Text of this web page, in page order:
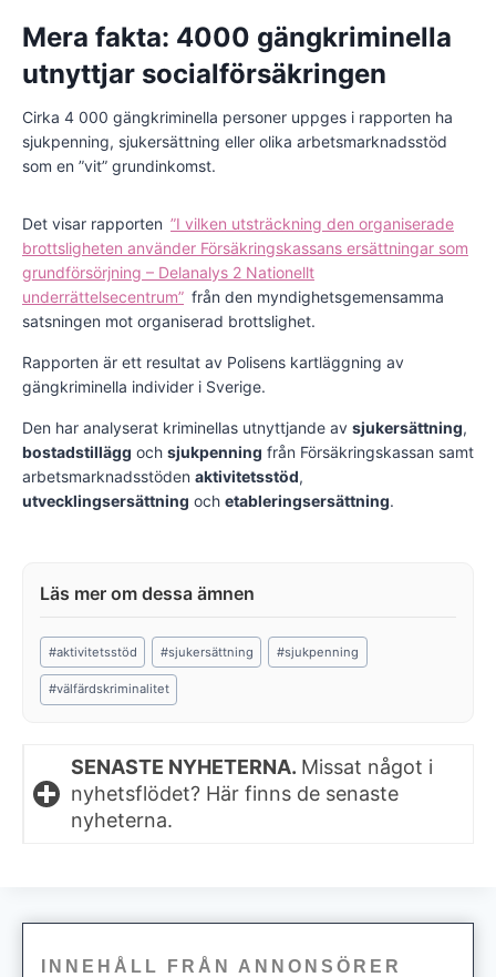
Mera fakta: 4000 gängkriminella
utnyttjar socialförsäkringen
Cirka 4 000 gängkriminella personer uppges i rapporten ha
sjukpenning, sjukersättning eller olika arbetsmarknadsstöd
som en ”vit” grundinkomst.
Det visar rapporten ”I vilken utsträckning den organiserade
brottsligheten använder Försäkringskassans ersättningar som
grundförsörjning – Delanalys 2 Nationellt
underrättelsecentrum” från den myndighetsgemensamma
satsningen mot organiserad brottslighet.
Rapporten är ett resultat av Polisens kartläggning av
gängkriminella individer i Sverige.
Den har analyserat kriminellas utnyttjande av sjukersättning,
bostadstillägg och sjukpenning från Försäkringskassan samt
arbetsmarknadsstöden aktivitetsstöd,
utvecklingsersättning och etableringsersättning.
Post
Tags:
#aktivitetsstöd #sjukersättning #sjukpenning
#välfärdskriminalitet
SENASTE NYHETERNA. Missat något i
nyhetsflödet? Här finns de senaste
nyheterna.
INNEHÅLL FRÅN ANNONSÖRER